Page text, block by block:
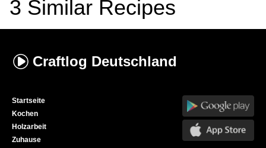
3 Similar Recipes
Craftlog Deutschland
Startseite
Kochen
Holzarbeit
Zuhause